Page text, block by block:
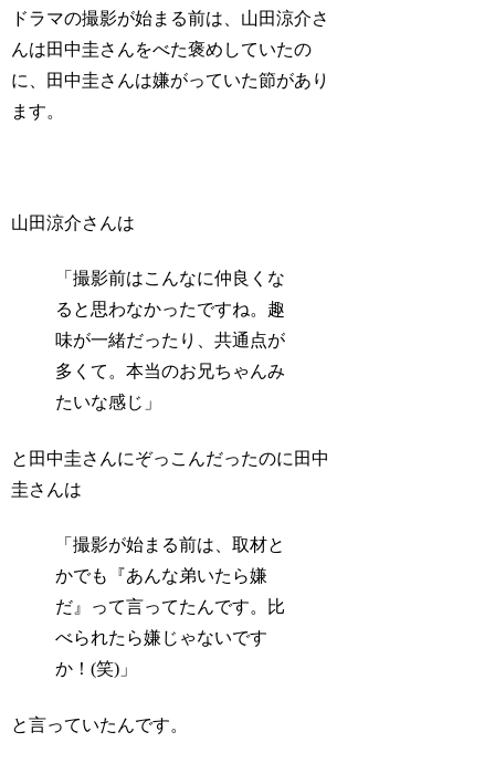
ドラマの撮影が始まる前は、山田涼介さ
んは田中圭さんをべた褒めしていたの
に、田中圭さんは嫌がっていた節があり
ます。
山田涼介さんは
「撮影前はこんなに仲良くな
ると思わなかったですね。趣
味が一緒だったり、共通点が
多くて。本当のお兄ちゃんみ
たいな感じ」
と田中圭さんにぞっこんだったのに田中
圭さんは
「撮影が始まる前は、取材と
かでも『あんな弟いたら嫌
だ』って言ってたんです。比
べられたら嫌じゃないです
か！(笑)」
と言っていたんです。